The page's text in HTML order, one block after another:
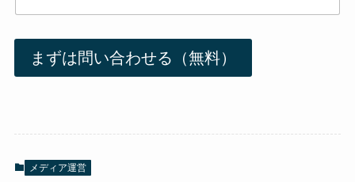
まずは問い合わせる（無料）
メディア運営